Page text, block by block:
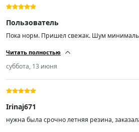
Пользователь
Пока норм. Пришел свежак. Шум
Читать полностью
суббота, 13 июня
Irinaj671
нужна была срочно летняя резина,